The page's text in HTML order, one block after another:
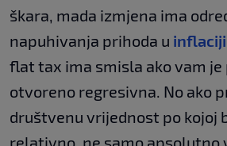
škara, mada izmjena ima
napuhivanja prihoda u inflaciji
flat tax ima smisla ako vam
otvoreno regresivna. No ako
društvenu vrijednost po kojoj
relativno, ne samo apsolutno